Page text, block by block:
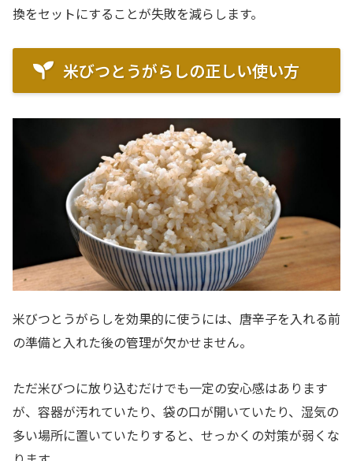
換をセットにすることが失敗を減らします。
米びつとうがらしの正しい使い方
米びつとうがらしを効果的に使うには、唐辛子を入れる前
の準備と入れた後の管理が欠かせません。
ただ米びつに放り込むだけでも一定の安心感はあります
が、容器が汚れていたり、袋の口が開いていたり、湿気の
多い場所に置いていたりすると、せっかくの対策が弱くな